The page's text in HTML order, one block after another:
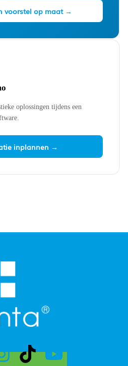
voorstel op maat →
oplossingen tijdens een
inplannen →